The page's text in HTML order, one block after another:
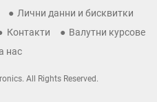
Лични данни и бисквитки
Контакти
Валутни курсове
нас
All Rights Reserved.